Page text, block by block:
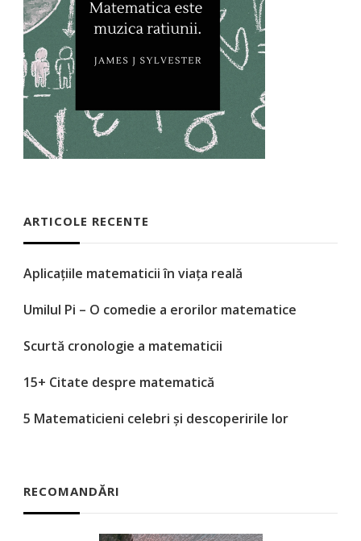
ARTICOLE RECENTE
Aplicațiile matematicii în viața reală
Umilul Pi – O comedie a erorilor matematice
Scurtă cronologie a matematicii
15+ Citate despre matematică
5 Matematicieni celebri și descoperirile lor
RECOMANDĂRI